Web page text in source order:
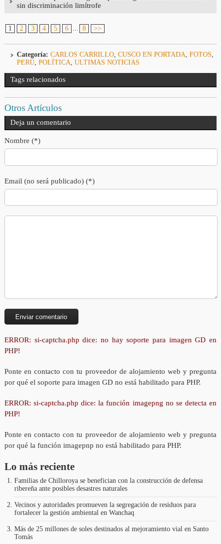
sin discriminación limítrofe
1 2 3 4 5 6 ... 8 >>
Categoría: CARLOS CARRILLO, CUSCO EN PORTADA, FOTOS,
PERÚ, POLÍTICA, ULTIMAS NOTICIAS
Tags relacionados
Otros Artículos
Deja un comentario
Nombre (*)
Email (no será publicado) (*)
ERROR: si-captcha.php dice: no hay soporte para imagen GD en
PHP!
Ponte en contacto con tu proveedor de alojamiento web y pregunta
por qué el soporte para imagen GD no está habilitado para PHP.
ERROR: si-captcha.php dice: la función imagepng no se detecta en
PHP!
Ponte en contacto con tu proveedor de alojamiento web y pregunta
por qué la función imagepnp no está habilitado para PHP.
Lo más reciente
Familias de Chilloroya se benefician con la construcción de defensa
ribereña ante posibles desastres naturales
Vecinos y autoridades promueven la segregación de residuos para
fortalecer la gestión ambiental en Wanchaq
Más de 25 millones de soles destinados al mejoramiento vial en Santo
Tomás